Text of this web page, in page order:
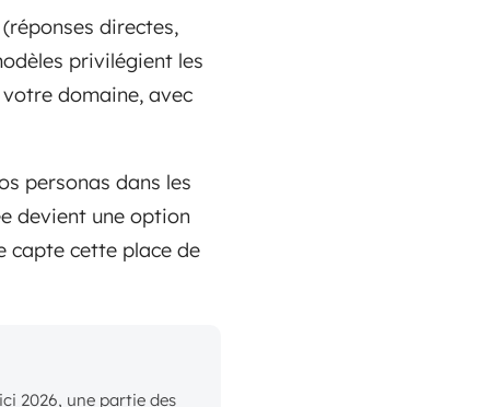
directes,
privilégient les
domaine, avec
personas dans les
devient une option
capte cette place de
2026, une partie des